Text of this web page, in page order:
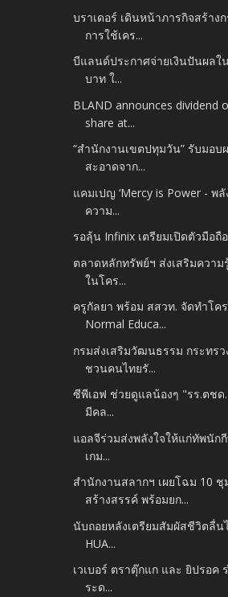
บราเดอร์ เดินหน้าภารกิจสร้า
การใช้เคร...
บีแลนด์ประกาศจ่ายเงินปันผลใ
บาท ใ...
BLAND announces dividend
share at...
“สำนักงานเขตปทุมวัน” รับมอ
สะอาดจาก...
แคมเปญ ‘Mercy is Power - พ
ความ...
รอลุ้น Infinix เตรียมเปิดตัวมือถื
ตลาดหลักทรัพย์ฯ ส่งเสริมควา
ในโคร...
ครูกัลยา พร้อม สสวท. จัดทำโค
Normal Educa...
กรมส่งเสริมวัฒนธรรม กระทร
ชวนคนไทยรั...
ซีพีเอฟ ช่วยดูแลน้องๆ "รร.ตชด
มีคล...
แอลจีร่วมส่งพลังใจให้แก่ทัพนัก
เกม...
สำนักงานสลากฯ เผยโฉม 10
สร้างสรรค์ พร้อมยก...
นับถอยหลังเตรียมสัมผัสชีวิตลื่น
HUA...
เวเบอร์ ตราตุ๊กแก และ ยิปรอค
ระด...